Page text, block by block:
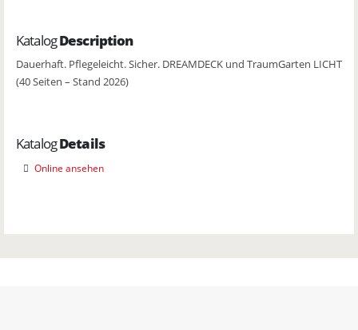
KatalogDescription
Dauerhaft. Pflegeleicht. Sicher. DREAMDECK und TraumGarten LICHT
(40 Seiten – Stand 2026)
KatalogDetails
Online ansehen